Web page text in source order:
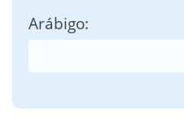
Arábigo: